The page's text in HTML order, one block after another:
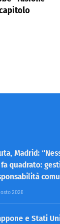
Madrid:
fa quadrato:
2026
e Stati